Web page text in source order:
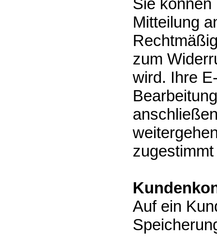
Sie können
Mitteilung
zum
wird. Ihre
Auf ein